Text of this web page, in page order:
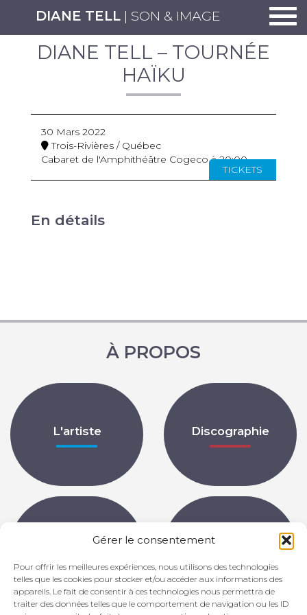
Gérer le consentement
Pour offrir les meilleures expériences, nous utilisons des technologies
telles que les cookies pour stocker et/ou accéder aux informations des
appareils. Le fait de consentir à ces technologies nous permettra de
traiter des données telles que le comportement de navigation ou les ID
DIANE TELL| SON & IMAGE
DIANE TELL – TOURNÉE
HAÏKU
30 Mars 2022
Trois-Rivières / Québec
Cabaret de l'Amphithéâtre Cogeco à 20:00
TICKETS
En détails
À PROPOS
L'artiste Discographie
Partitions Archives